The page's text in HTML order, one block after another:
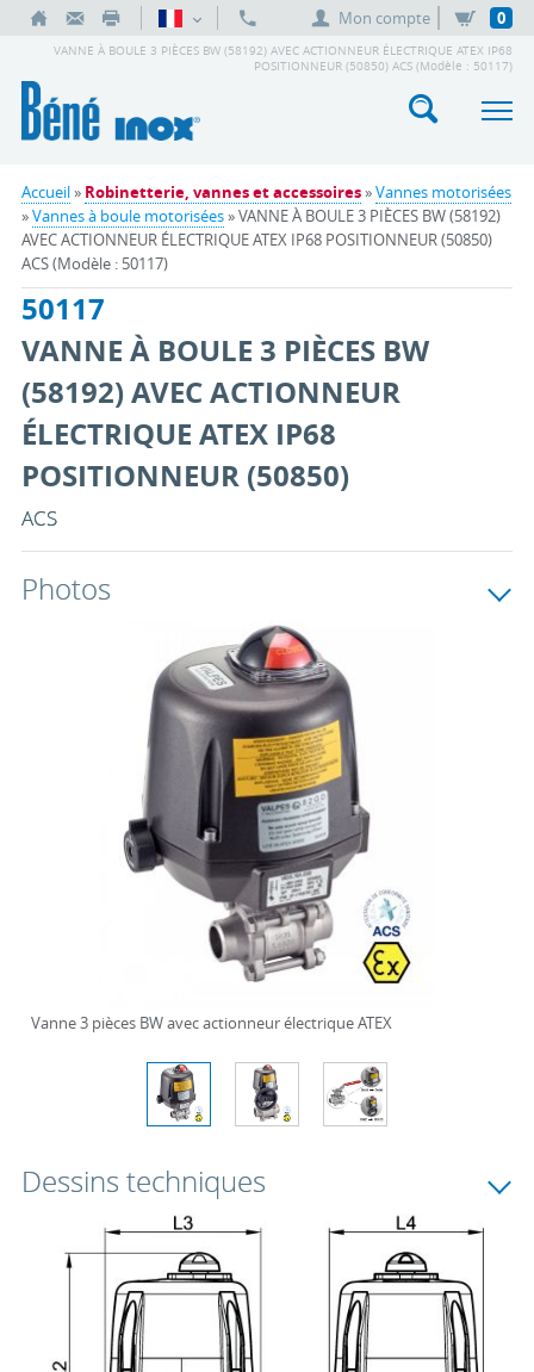
Mon compte 0
VANNE À BOULE 3 PIÈCES BW (58192) AVEC ACTIONNEUR ÉLECTRIQUE ATEX IP68
POSITIONNEUR (50850) ACS (Modèle : 50117)
Accueil» Robinetterie, vannes et accessoires»Vannes motorisées
»Vannes à boule motorisées» VANNE À BOULE 3 PIÈCES BW (58192)
AVEC ACTIONNEUR ÉLECTRIQUE ATEX IP68 POSITIONNEUR (50850)
ACS (Modèle : 50117)
50117
VANNE À BOULE 3 PIÈCES BW
(58192) AVEC ACTIONNEUR
ÉLECTRIQUE ATEX IP68
POSITIONNEUR (50850)
ACS
Photos
Vanne 3 pièces BW avec actionneur électrique ATEX
Dessins techniques